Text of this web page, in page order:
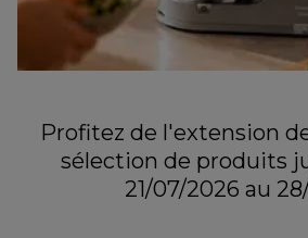
Profitez de l'extension
sélection de produits
21/07/2026 au